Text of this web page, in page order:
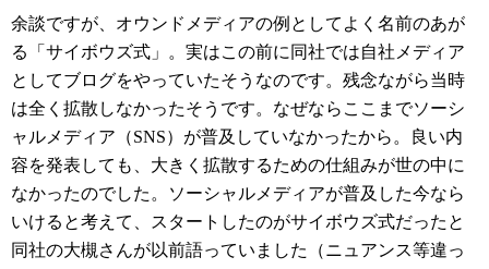
余談ですが、オウンドメディアの例としてよく名前のあが
る「サイボウズ式」。実はこの前に同社では自社メディア
としてブログをやっていたそうなのです。残念ながら当時
は全く拡散しなかったそうです。なぜならここまでソーシ
ャルメディア（SNS）が普及していなかったから。良い内
容を発表しても、大きく拡散するための仕組みが世の中に
なかったのでした。ソーシャルメディアが普及した今なら
いけると考えて、スタートしたのがサイボウズ式だったと
同社の大槻さんが以前語っていました（ニュアンス等違っ